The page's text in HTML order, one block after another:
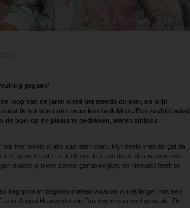
gegaan’
loop van de jaren werd het steeds dunner, en mijn
ik het bijna niet meer kon bedekken. Een zuchtje wind
de boel op de plaats te bedekken, waren zinloos
hier moest ik iets aan laten doen. Mijn beste vriendin gaf de
of gehoor laat je er toch ook iets aan doen, dus waarom niet
maken je leven zoveel gemakkelijker, en niemand heeft er
begripvol en begreep meteen waarom ik niet langer met een
Koopal Haarwerken in Groningen was snel gemaakt. De